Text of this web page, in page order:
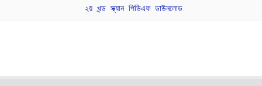
২য় খন্ড স্ক্যান পিডিএফ ডাউনলোড